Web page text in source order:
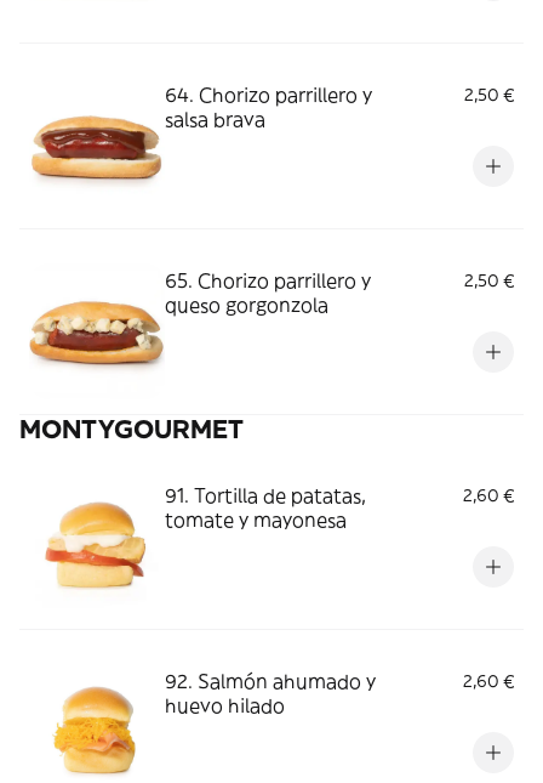
64. Chorizo parrillero y
salsa brava
2,50 €
65. Chorizo parrillero y
queso gorgonzola
2,50 €
MONTYGOURMET
91. Tortilla de patatas,
tomate y mayonesa
2,60 €
92. Salmón ahumado y
huevo hilado
2,60 €